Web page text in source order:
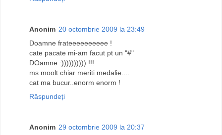
Anonim 20 octombrie 2009 la 23:49
Doamne frateeeeeeeeee !
cate pacate mi-am facut pt un "#"
DOamne :)))))))))) !!!
ms moolt chiar meriti medalie....
cat ma bucur..enorm enorm !
Răspundeți
Anonim 29 octombrie 2009 la 20:37